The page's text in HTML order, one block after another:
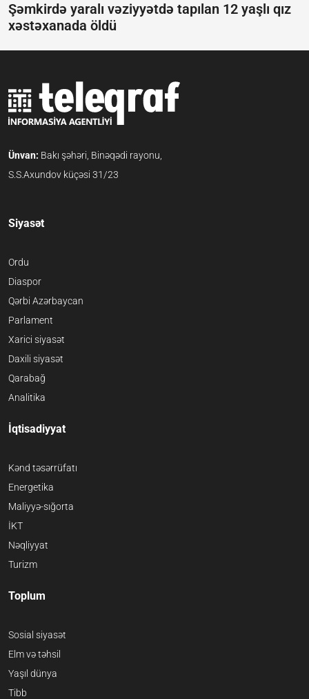
Şəmkirdə yaralı vəziyyətdə tapılan 12 yaşlı qız
xəstəxanada öldü
Ünvan: Bakı şəhəri, Binəqədi rayonu,
S.S.Axundov küçəsi 31/23
Siyasət
Ordu
Diaspor
Qərbi Azərbaycan
Parlament
Xarici siyasət
Daxili siyasət
Qarabağ
Analitika
İqtisadiyyat
Kənd təsərrüfatı
Energetika
Maliyyə-sığorta
İKT
Nəqliyyat
Turizm
Toplum
Sosial siyasət
Elm və təhsil
Yaşıl dünya
Tibb